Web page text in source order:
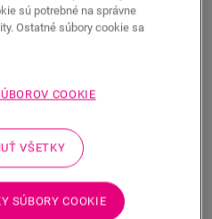
PODLAHY
QSVTOOL
sú potrebné na správne
Ostatné súbory cookie sa
COOKIE
VŠETKY
SÚBORY COOKIE